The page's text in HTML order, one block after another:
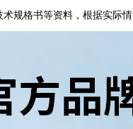
规格书等资料，根据实际情